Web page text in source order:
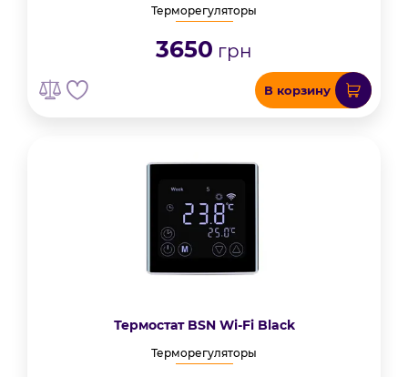
Терморегуляторы
3650 грн
В корзину
Термостат BSN Wi-Fi Black
Терморегуляторы